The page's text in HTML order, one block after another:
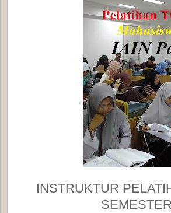
INSTRUKTUR